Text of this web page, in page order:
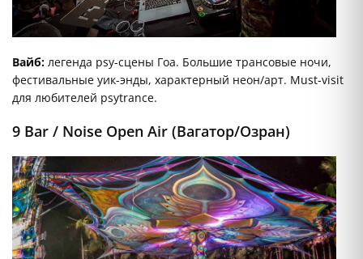
Вайб: легенда psy-сцены Гоа. Большие трансовые ночи,
фестивальные уик-энды, характерный неон/арт. Must-visit
для любителей psytrance.
9 Bar / Noise Open Air (Вагатор/Озран)